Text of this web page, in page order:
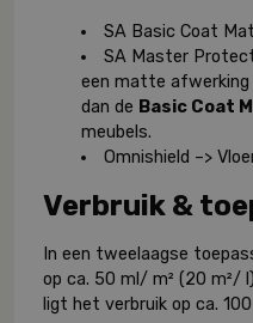
SA Basic Coat
SA Master
een matte
dan de Basic Coat
meubels.
Omnishield –>
Verbruik &
In een tweelaagse
op ca. 50 ml/ m² (20 m²/
ligt het verbruik op ca.